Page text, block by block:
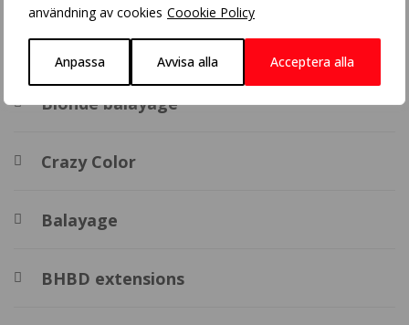
användning av cookies Coookie Policy
Anpassa Avvisa alla Acceptera alla
Populära inlägg
Blonde balayage
Crazy Color
Balayage
BHBD extensions